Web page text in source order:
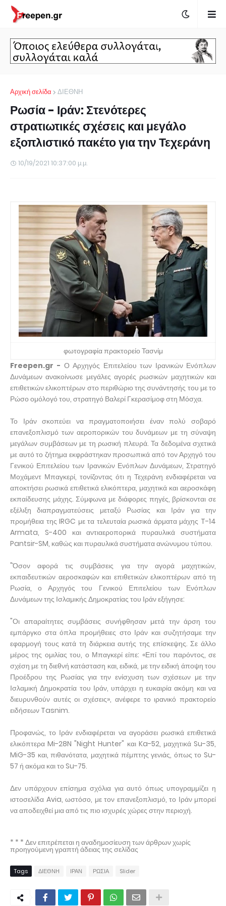
Αρχική σελίδα ΔΙΕΘΝΗ
Ρωσία - Ιράν: Στενότερες
στρατιωτικές σχέσεις και μεγάλο
εξοπλιστικό πακέτο για την Τεχεράνη
10/19/2021 10:37:00 μ.μ.
φωτογραφία πρακτορείο Τασνίμ
Freepen.gr - Ο Αρχηγός Επιτελείου των Ιρανικών Ενόπλων
Δυνάμεων ανακοίνωσε μεγάλες αγορές ρωσικών μαχητικών και
επιθετικών ελικοπτέρων στο περιθώριο της συνάντησής του με το
Ρώσο ομόλογό του, στρατηγό Βαλερί Γκερασίμοφ στη Μόσχα.
Το Ιράν σκοπεύει να πραγματοποιήσει έναν πολύ σοβαρό
επανεξοπλισμό των αεροπορικών του δυνάμεων με τη σύναψη
μεγάλων συμβάσεων με τη ρωσική πλευρά. Τα δεδομένα σχετικά
με αυτό το ζήτημα εκφράστηκαν προσωπικά από τον Αρχηγό του
Γενικού Επιτελείου των Ιρανικών Ενόπλων Δυνάμεων, Στρατηγό
Μοχάμεντ Μπαγκερί, τονίζοντας ότι η Τεχεράνη ενδιαφέρεται να
αποκτήσει ρωσικά επιθετικά ελικόπτερα, μαχητικά και αεροσκάφη
εκπαίδευσης μάχης. Σύμφωνα με διάφορες πηγές, βρίσκονται σε
εξέλιξη διαπραγματεύσεις μεταξύ Ρωσίας και Ιράν για την
προμήθεια της IRGC με τα τελευταία ρωσικά άρματα μάχης T-14
Armata, S-400 και αντιαεροπορικά πυραυλικά συστήματα
Pantsir-SM, καθώς και πυραυλικά συστήματα ανώνυμου τύπου.
"Όσον αφορά τις συμβάσεις για την αγορά μαχητικών,
εκπαιδευτικών αεροσκαφών και επιθετικών ελικοπτέρων από τη
Ρωσία, ο Αρχηγός του Γενικού Επιτελείου των Ενόπλων
Δυνάμεων της Ισλαμικής Δημοκρατίας του Ιράν εξήγησε:
"Οι απαραίτητες συμβάσεις συνήφθησαν μετά την άρση του
εμπάργκο στα όπλα προμήθειες στο Ιράν και συζητήσαμε την
εφαρμογή τους κατά τη διάρκεια αυτής της επίσκεψης. Σε άλλο
μέρος της ομιλίας του, ο Μπαγκερί είπε: «Επί του παρόντος, σε
σχέση με τη διεθνή κατάσταση και, ειδικά, με την ειδική άποψη του
Προέδρου της Ρωσίας για την ενίσχυση των σχέσεων με την
Ισλαμική Δημοκρατία του Ιράν, υπάρχει η ευκαιρία ακόμη και να
διευρυνθούν αυτές οι σχέσεις», ανέφερε το ιρανικό πρακτορείο
ειδήσεων Tasnim.
Προφανώς, το Ιράν ενδιαφέρεται να αγοράσει ρωσικά επιθετικά
ελικόπτερα Mi-28N "Night Hunter" και Ka-52, μαχητικά Su-35,
MiG-35 και, πιθανότατα, μαχητικά πέμπτης γενιάς, όπως το Su-
57 ή ακόμα και το Su-75.
Δεν υπάρχουν επίσημα σχόλια για αυτό όπως υπογραμμίζει η
ιστοσελίδα Avia, ωστόσο, με τον επανεξοπλισμό, το Ιράν μπορεί
να αποδειχθεί μια από τις πιο ισχυρές χώρες στην περιοχή.
* * * Δεν επιτρέπεται η αναδημοσίευση των άρθρων χωρίς
προηγούμενη γραπτή άδειας της σελίδας
Tags ΔΙΕΘΝΗ ΙΡΑΝ ΡΩΣΙΑ Slider